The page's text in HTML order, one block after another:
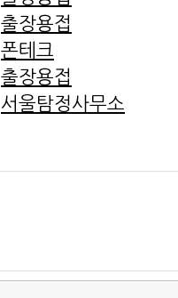
출장용접
폰테크
출장용접
서울탐정사무소